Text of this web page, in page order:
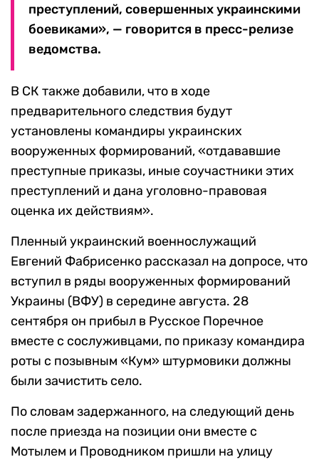
преступлений, совершенных украинскими
боевиками», — говорится в пресс-релизе
ведомства.
В СК также добавили, что в ходе
предварительного следствия будут
установлены командиры украинских
вооруженных формирований, «отдававшие
преступные приказы, иные соучастники этих
преступлений и дана уголовно-правовая
оценка их действиям».
Пленный украинский военнослужащий
Евгений Фабрисенко рассказал на допросе, что
вступил в ряды вооруженных формирований
Украины (ВФУ) в середине августа. 28
сентября он прибыл в Русское Поречное
вместе с сослуживцами, по приказу командира
роты с позывным «Кум» штурмовики должны
были зачистить село.
По словам задержанного, на следующий день
после приезда на позиции они вместе с
Мотылем и Проводником пришли на улицу